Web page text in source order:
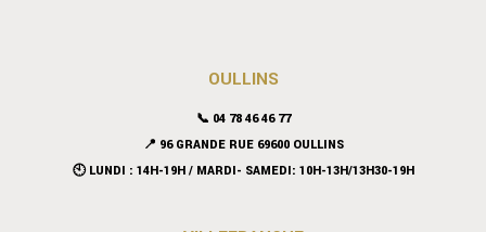
OULLINS
📞 04 78 46 46 77
📍 96 GRANDE RUE 69600 OULLINS
🕙 LUNDI : 14H-19H / MARDI- SAMEDI: 10H-13H/13H30-19H